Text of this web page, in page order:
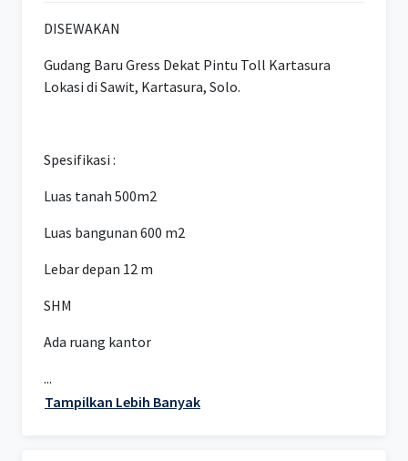
DISEWAKAN
Gudang Baru Gress Dekat Pintu Toll Kartasura
Lokasi di Sawit, Kartasura, Solo.
Spesifikasi :
Luas tanah 500m2
Luas bangunan 600 m2
Lebar depan 12 m
SHM
Ada ruang kantor
...
Tampilkan Lebih Banyak